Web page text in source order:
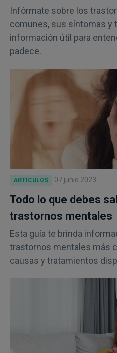
Infórmate sobre los
comunes, sus síntomas y
información útil para
padece.
ARTÍCULOS 07 junio 2023
Todo lo que debes
trastornos mentales
Esta guía te brinda
trastornos mentales más
causas y tratamientos